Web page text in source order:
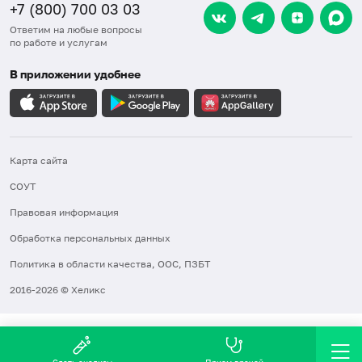
+7 (800) 700 03 03
Ответим на любые вопросы
по работе и услугам
В приложении удобнее
Карта сайта
СОУТ
Правовая информация
Обработка персональных данных
Политика в области качества, ООС, ПЗБТ
2016-2026 © Хеликс